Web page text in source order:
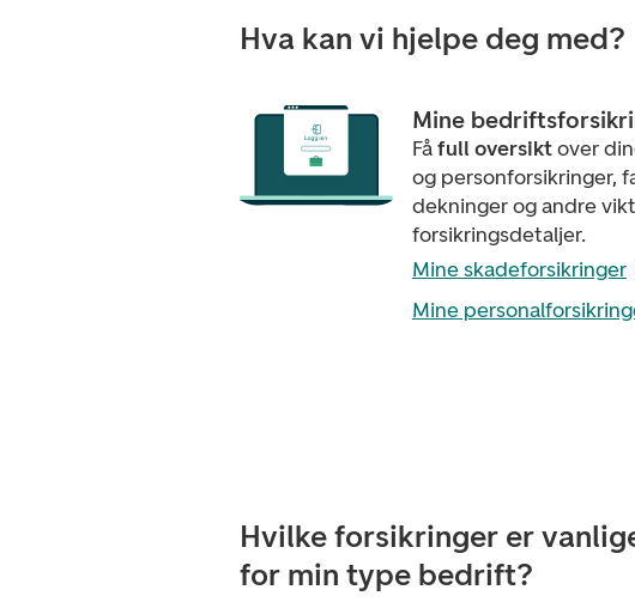
Hva kan vi hjelpe deg med?
Mine
Fåfull oversiktover
og personforsikringer,
dekninger og andre
forsikringsdetaljer.
Mine skadeforsikringer
Mine
Hvilke forsikringer er
for min type bedrift?